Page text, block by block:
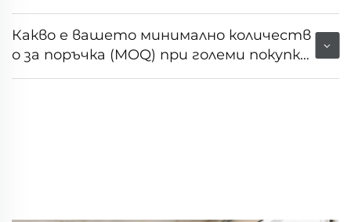
Какво е вашето минимално количеств
о за поръчка (MOQ) при големи покупк
и?